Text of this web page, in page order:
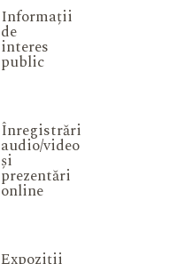
Informații
de
interes
public
Înregistrări
audio/video
și
prezentări
online